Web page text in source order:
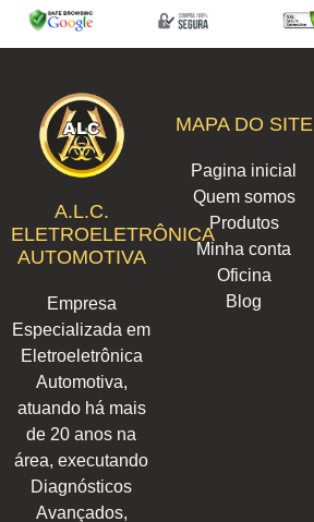
A.L.C.
ELETROELETRÔNICA
AUTOMOTIVA
Empresa
Especializada em
Eletroeletrônica
Automotiva,
atuando há mais
de 20 anos na
área, executando
Diagnósticos
Avançados,
MAPA DO SITE
Pagina inicial
Quem somos
Produtos
Minha conta
Oficina
Blog